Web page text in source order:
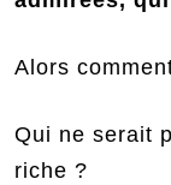
Alors
Qui ne serait
riche ?